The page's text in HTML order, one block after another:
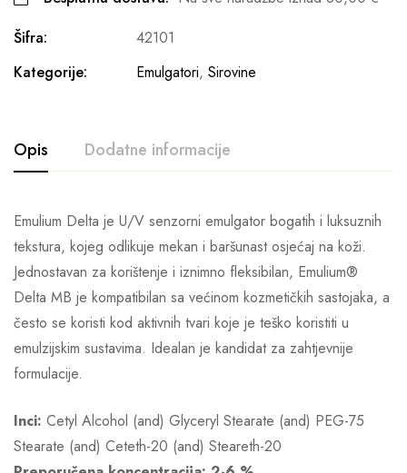
Šifra:
42101
Kategorije:
Emulgatori, Sirovine
Opis Dodatne informacije
Emulium Delta je U/V senzorni emulgator bogatih i luksuznih
tekstura, kojeg odlikuje mekan i baršunast osjećaj na koži.
Jednostavan za korištenje i iznimno fleksibilan, Emulium®
Delta MB je kompatibilan sa većinom kozmetičkih sastojaka, a
često se koristi kod aktivnih tvari koje je teško koristiti u
emulzijskim sustavima. Idealan je kandidat za zahtjevnije
formulacije.
Inci: Cetyl Alcohol (and) Glyceryl Stearate (and) PEG-75
Stearate (and) Ceteth-20 (and) Steareth-20